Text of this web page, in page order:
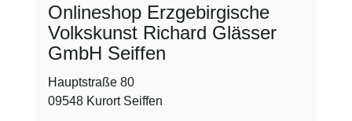
Onlineshop Erzgebirgische
Volkskunst Richard Glässer
GmbH Seiffen
Hauptstraße 80
09548 Kurort Seiffen